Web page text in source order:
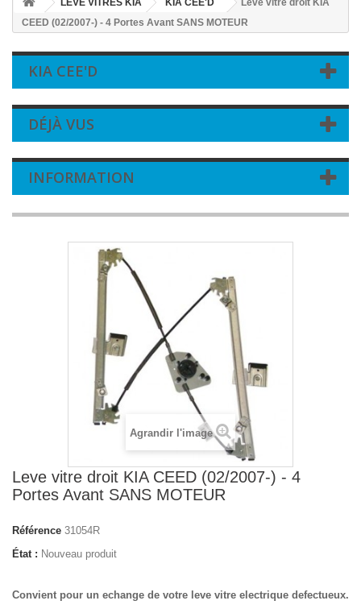
LEVE VITRES KIA KIA CEE'D
Leve vitre droit KIA
CEED (02/2007-) - 4 Portes Avant SANS MOTEUR
KIA CEE'D
DÉJÀ VUS
INFORMATION
Agrandir l'image
Leve vitre droit KIA CEED (02/2007-) - 4
Portes Avant SANS MOTEUR
Référence 31054R
État : Nouveau produit
Convient pour un echange de votre leve vitre electrique defectueux.